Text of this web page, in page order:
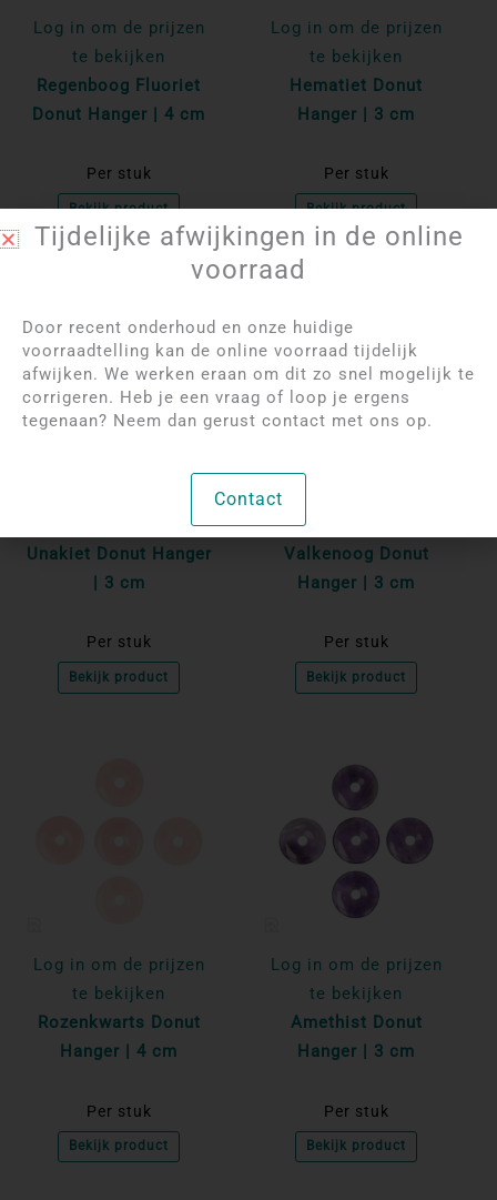
Log in om de prijzen
te bekijken
Regenboog Fluoriet
Donut Hanger | 4 cm
Per stuk
Bekijk product
Log in om de prijzen
te bekijken
Hematiet Donut
Hanger | 3 cm
Per stuk
Bekijk product
NIET OP VOORRAAD
Unakiet Donut Hanger
| 3 cm
Per stuk
Bekijk product
Log in om de prijzen
Valkenoog Donut
Hanger | 3 cm
Per stuk
Bekijk product
Log in om de prijzen
te bekijken
Rozenkwarts Donut
Hanger | 4 cm
Per stuk
Bekijk product
Log in om de prijzen
te bekijken
Amethist Donut
Hanger | 3 cm
Per stuk
Bekijk product
Tijdelijke afwijkingen in de online
voorraad
Door recent onderhoud en onze huidige
voorraadtelling kan de online voorraad tijdelijk
afwijken. We werken eraan om dit zo snel mogelijk te
corrigeren. Heb je een vraag of loop je ergens
tegenaan? Neem dan gerust contact met ons op.
Contact